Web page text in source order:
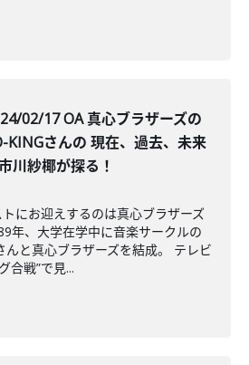
02/17 OA 真心ブラザーズの
KINGさんの 現在、過去、未来
川紗椰が探る！
にお迎えするのは真心ブラザーズ
年、大学在学中に音楽サークルの
と真心ブラザーズを結成。 テレビ
合戦”で見...